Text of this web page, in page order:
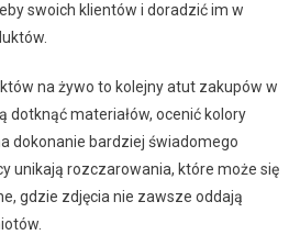
swoich klientów i doradzić im w
na żywo to kolejny atut zakupów w
dotknąć materiałów, ocenić kolory
dokonanie bardziej świadomego
unikają rozczarowania, które może się
gdzie zdjęcia nie zawsze oddają